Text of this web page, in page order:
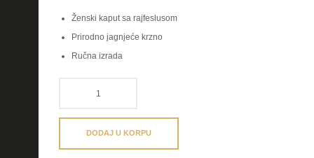
Ženski kaput sa rajfeslusom
Prirodno jagnjeće krzno
Ručna izrada
DODAJ U KORPU